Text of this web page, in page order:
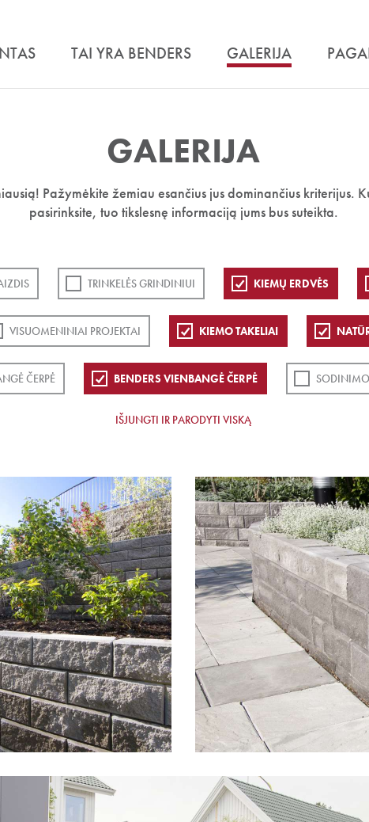
TAI YRA BENDERS GALERIJA
GALERIJA
Pažymėkite žemiau esančius jus dominančius kriterijus.
pasirinksite, tuo tikslesnę informaciją jums bus suteikta.
TRINKELĖS GRINDINIUI KIEMŲ ERDVĖS
VISUOMENINIAI PROJEKTAI KIEMO TAKELIAI
ČERPĖ BENDERS VIENBANGĖ ČERPĖ
IŠJUNGTI IR PARODYTI VISKĄ